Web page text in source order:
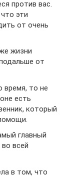
против вас.
эти
от очень
жизни
от
время, то не
есть
который
главный
всей
в том, что